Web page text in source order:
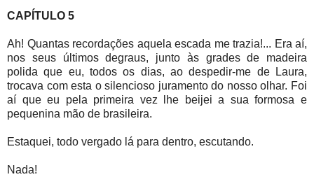
CAPÍTULO 5
Ah! Quantas recordações aquela escada me trazia!... Era aí,
nos seus últimos degraus, junto às grades de madeira
polida que eu, todos os dias, ao despedir-me de Laura,
trocava com esta o silencioso juramento do nosso olhar. Foi
aí que eu pela primeira vez lhe beijei a sua formosa e
pequenina mão de brasileira.
Estaquei, todo vergado lá para dentro, escutando.
Nada!